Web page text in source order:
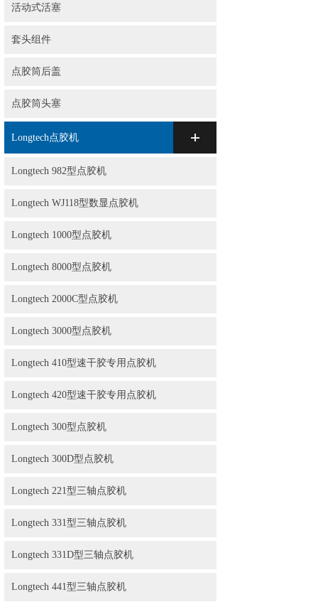
活动式活塞
套头组件
点胶筒后盖
点胶筒头塞
Longtech点胶机
Longtech 982型点胶机
Longtech WJ118型数显点胶机
Longtech 1000型点胶机
Longtech 8000型点胶机
Longtech 2000C型点胶机
Longtech 3000型点胶机
Longtech 410型速干胶专用点胶机
Longtech 420型速干胶专用点胶机
Longtech 300型点胶机
Longtech 300D型点胶机
Longtech 221型三轴点胶机
Longtech 331型三轴点胶机
Longtech 331D型三轴点胶机
Longtech 441型三轴点胶机